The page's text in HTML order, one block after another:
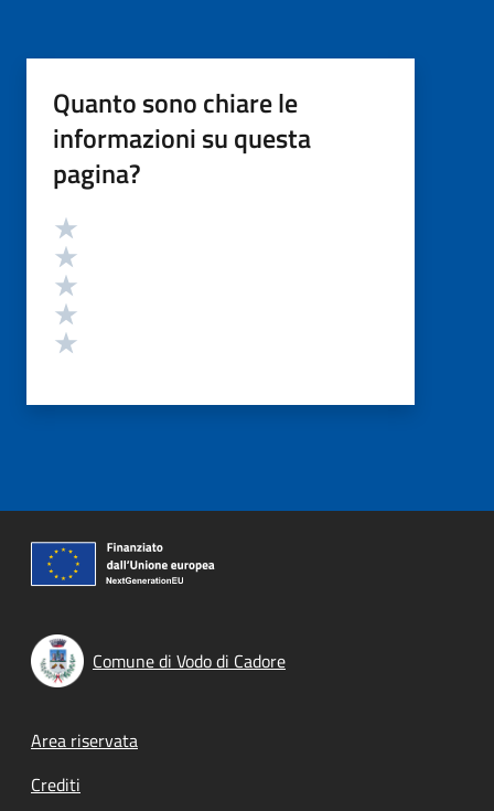
Quanto sono chiare le
informazioni su questa
pagina?
Valutazione
Comune di Vodo di Cadore
Footer menu
Area riservata
Crediti